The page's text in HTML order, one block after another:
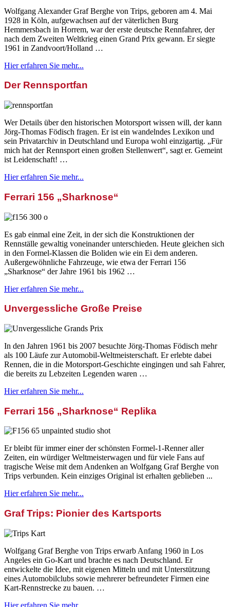
Wolfgang Alexander Graf Berghe von Trips, geboren am 4. Mai
1928 in Köln, aufgewachsen auf der väterlichen Burg
Hemmersbach in Horrem, war der erste deutsche Rennfahrer, der
nach dem Zweiten Weltkrieg einen Grand Prix gewann. Er siegte
1961 in Zandvoort/Holland …
Hier erfahren Sie mehr...
Der Rennsportfan
Wer Details über den historischen Motorsport wissen will, der kann
Jörg-Thomas Födisch fragen. Er ist ein wandelndes Lexikon und
sein Privatarchiv in Deutschland und Europa wohl einzigartig. „Für
mich hat der Rennsport einen großen Stellenwert“, sagt er. Gemeint
ist Leidenschaft! …
Hier erfahren Sie mehr...
Ferrari 156 „Sharknose“
Es gab einmal eine Zeit, in der sich die Konstruktionen der
Rennställe gewaltig voneinander unterschieden. Heute gleichen sich
in den Formel-Klassen die Boliden wie ein Ei dem anderen.
Außergewöhnliche Fahrzeuge, wie etwa der Ferrari 156
„Sharknose“ der Jahre 1961 bis 1962 …
Hier erfahren Sie mehr...
Unvergessliche Große Preise
In den Jahren 1961 bis 2007 besuchte Jörg-Thomas Födisch mehr
als 100 Läufe zur Automobil-Weltmeisterschaft. Er erlebte dabei
Rennen, die in die Motorsport-Geschichte eingingen und sah Fahrer,
die bereits zu Lebzeiten Legenden waren …
Hier erfahren Sie mehr...
Ferrari 156 „Sharknose“ Replika
Er bleibt für immer einer der schönsten Formel-1-Renner aller
Zeiten, ein würdiger Weltmeisterwagen und für viele Fans auf
tragische Weise mit dem Andenken an Wolfgang Graf Berghe von
Trips verbunden. Kein einziges Original ist erhalten geblieben ...
Hier erfahren Sie mehr...
Graf Trips: Pionier des Kartsports
Wolfgang Graf Berghe von Trips erwarb Anfang 1960 in Los
Angeles ein Go-Kart und brachte es nach Deutschland. Er
entwickelte die Idee, mit eigenen Mitteln und mit Unterstützung
eines Automobilclubs sowie mehrerer befreundeter Firmen eine
Kart-Rennstrecke zu bauen. …
Hier erfahren Sie mehr...